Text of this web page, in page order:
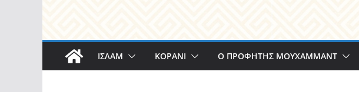
ΙΣΛΑΜ ΚΟΡΑΝΙ Ο ΠΡΟΦΗΤΗΣ ΜΟΥΧΑΜΜΑΝΤ